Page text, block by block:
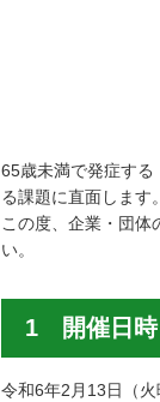
65歳未満で発症する
る課題に直面します
この度、企業・団体
い。
1 開催日時
令和6年2月13日（